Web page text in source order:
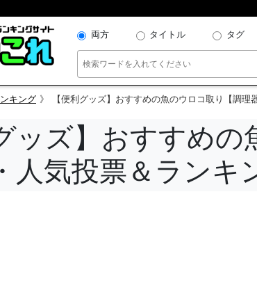
両方 タイトル タグ
キング 【便利グッズ】おすすめの魚のウロコ取り【調理
ッズ】おすすめ
人気投票＆ランキ